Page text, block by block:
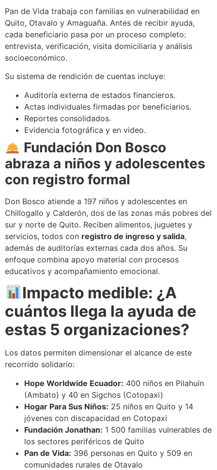
Pan de Vida trabaja con familias en vulnerabilidad en
Quito, Otavalo y Amaguaña. Antes de recibir ayuda,
cada beneficiario pasa por un proceso completo:
entrevista, verificación, visita domiciliaria y análisis
socioeconómico.
Su sistema de rendición de cuentas incluye:
Auditoría externa de estados financieros.
Actas individuales firmadas por beneficiarios.
Reportes consolidados.
Evidencia fotográfica y en video.
Fundación Don Bosco
abraza a niños y adolescentes
con registro formal
Don Bosco atiende a 197 niños y adolescentes en
Chillogallo y Calderón, dos de las zonas más pobres del
sur y norte de Quito. Reciben alimentos, juguetes y
servicios, todos con registro de ingreso y salida,
además de auditorías externas cada dos años. Su
enfoque combina apoyo material con procesos
educativos y acompañamiento emocional.
Impacto medible: ¿A
cuántos llega la ayuda de
estas 5 organizaciones?
Los datos permiten dimensionar el alcance de este
recorrido solidario:
Hope Worldwide Ecuador: 400 niños en Pilahuín
(Ambato) y 40 en Sigchos (Cotopaxi)
Hogar Para Sus Niños: 25 niños en Quito y 14
jóvenes con discapacidad en Cotopaxi
Fundación Jonathan: 1 500 familias vulnerables de
los sectores periféricos de Quito
Pan de Vida: 396 personas en Quito y 509 en
comunidades rurales de Otavalo